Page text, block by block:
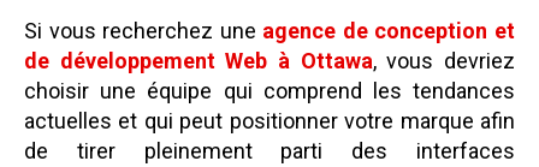
Si vous recherchez une agence de conception et
de développement Web à Ottawa, vous devriez
choisir une équipe qui comprend les tendances
actuelles et qui peut positionner votre marque afin
de tirer pleinement parti des interfaces